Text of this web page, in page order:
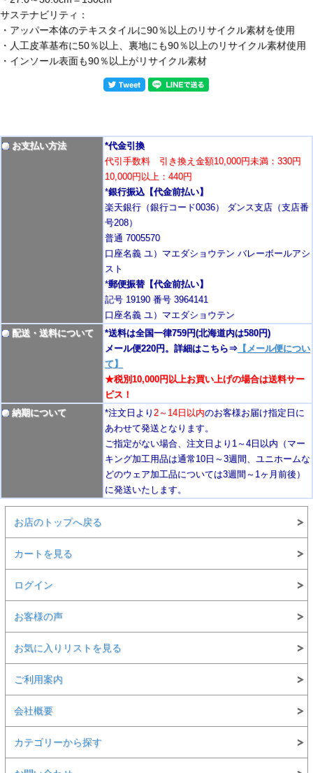
サステナビリティ：
・アッパー本体のテキスタイルに90％以上のリサイクル素材を使用
・人工皮革基布に50％以上、裏地にも90％以上のリサイクル素材使用
・インソール表面も90％以上がリサイクル素材
お支払い方法
*代金引換
代引手数料 引き換え金額10,000円未満：330円
10,000円以上：440円
*銀行振込【代金前払い】
楽天銀行（銀行コード0036） ダンス支店（支店番
号208）
普通 7005570
口座名義 ユ）マエダショウテン バレーボールアシ
スト
*郵便振替【代金前払い】
記号 19190 番号 3964141
口座名義 ユ）マエダショウテン
配送・送料について
*送料は全国一律759円(北海道内は580円)
メール便220円。詳細はこちら⇒ 【メール便につい
て】
★税別10,000円以上お買い上げの場合は送料サー
ビス！
納期について
*注文日より 2～14日以内のお客様お届け指定日に
あわせて発送となります。
ご指定がない場合、注文日より1～4日以内 （マー
キング加工用品は通常10日 ～3週間 、ユニホームな
どのウェア加工品については3週間～ 1ヶ月前後 ）
に発送いたします。
お店のトップへ戻る
カートを見る
ログイン
お客様の声
お気に入りリストを見る
ご利用案内
会社概要
カテゴリーから探す